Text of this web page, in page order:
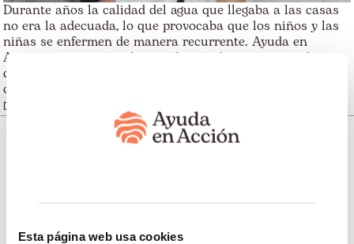
Esta página web usa cookies
Durante años la calidad del agua que llegaba a las casas
no era la adecuada, lo que provocaba que los niños y las
niñas se enfermen de manera recurrente. Ayuda en
Acción nos apoyó en la instalación de un sistema de
desinfección mediante cloro gas para que mejore la
calidad del agua.
Diego Espinoza, cantón Pucará, Azuay